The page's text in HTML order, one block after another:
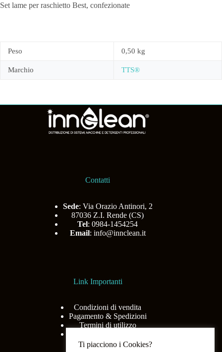
Set lame per raschietto Best, confezionate
Peso 0,50 kg
Marchio TTS®
Contatti
Sede: Via Orazio Antinori, 2
87036 Z.I. Rende (CS)
Tel: 0984-1454254
Email: info@innclean.it
Link Importanti
Condizioni di vendita
Pagamento & Spedizioni
Termini di utilizzo
Ti piacciono i Cookies?